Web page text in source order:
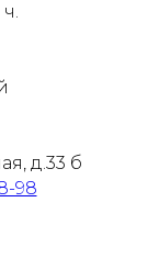
ч.
д.33 б
98